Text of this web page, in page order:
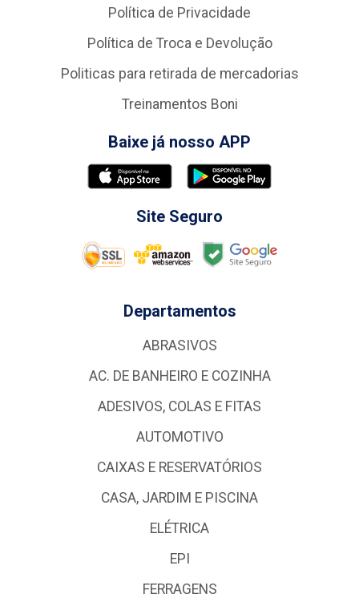
Política de Privacidade
Política de Troca e Devolução
Politicas para retirada de mercadorias
Treinamentos Boni
Baixe já nosso APP
Site Seguro
Departamentos
ABRASIVOS
AC. DE BANHEIRO E COZINHA
ADESIVOS, COLAS E FITAS
AUTOMOTIVO
CAIXAS E RESERVATÓRIOS
CASA, JARDIM E PISCINA
ELÉTRICA
EPI
FERRAGENS